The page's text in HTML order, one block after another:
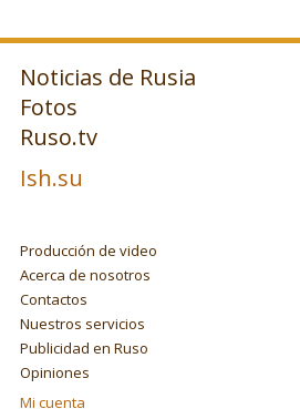
Noticias de Rusia
Fotos
Ruso.tv
Ish.su
Producción de video
Acerca de nosotros
Contactos
Nuestros servicios
Publicidad en Ruso
Opiniones
Mi cuenta